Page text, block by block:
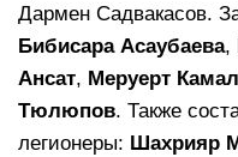
Дармен Садвакасов.
Бибисара Асаубаева,
Ансат, Меруерт
Тюлюпов. Также
легионеры: Шахрияр